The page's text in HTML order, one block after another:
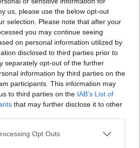
us, please use the below opt-out
selection. Please note that after your
you may continue seeing
on personal information utilized by
disclosed to third parties prior to
separately opt-out of the further
information by third parties on the
participants. This information may
to third parties on the IAB’s List of
that may further disclose it to other
Opt Outs
a bejáratokat. Kisebb
a terméseket egyedileg
hálóval is lehet védeni.
környezetbarát
Mezőgazdasági Kutatóintézet
hogy védekezhetünk